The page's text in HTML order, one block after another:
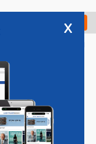
Check in
Vacatures
x